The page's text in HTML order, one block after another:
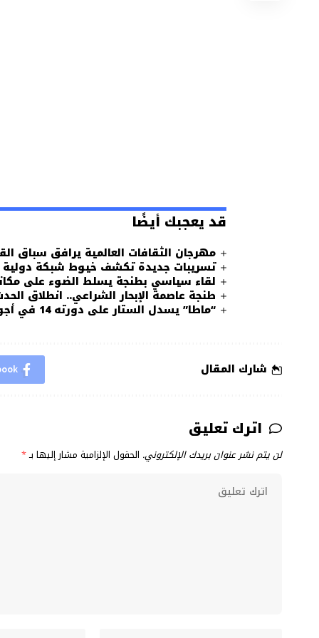
قد يعجبك أيضًا
مهرجان الثقافات العالمية يرافق سباق
تسريبات جديدة تكشف خيوط شبكة دولية
لقاء سياسي بطنجة يسلط الضوء على
طنجة عاصمة الإبحار الشراعي.. انطلاق
“ماطا” يسدل الستار على دورته 14 في أجواء احتفالية مميزة
شارك المقال
اترك تعليق
لن يتم نشر عنوان بريدك الإلكتروني. الحقول الإلزامية مشار إليها بـ*